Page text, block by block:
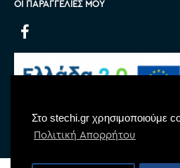
Στο stechi.gr χρησιμοποιούμε
Πολιτική Απορρήτου
ΟΙ ΠΑΡΑΓΓΕΛΊΕΣ ΜΟΥ